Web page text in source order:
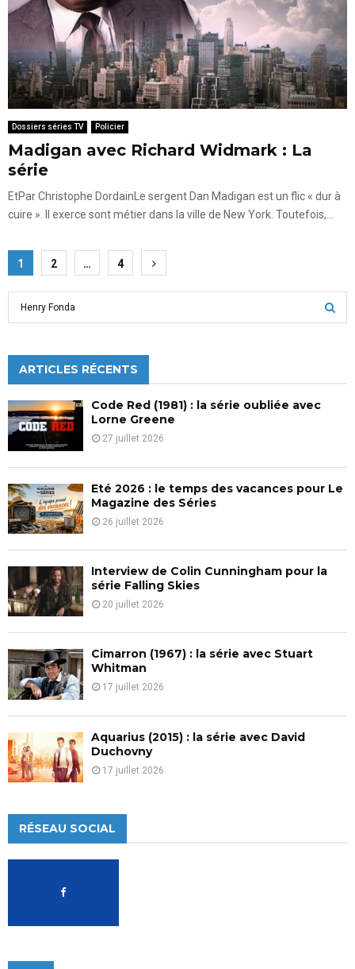
Dossiers séries TV Policier
Madigan avec Richard Widmark : La
série
EtPar Christophe DordainLe sergent Dan Madigan est un flic « dur à
cuire ». Il exerce sont métier dans la ville de New York. Toutefois,...
Pagination
des
publications
1 2 … 4
h
f
o
r
:
C
ARTICLES RÉCENTS
Code Red (1981) : la série oubliée avec
Lorne Greene
27 juillet 2026
Eté 2026 : le temps des vacances pour Le
Magazine des Séries
26 juillet 2026
Interview de Colin Cunningham pour la
série Falling Skies
20 juillet 2026
Cimarron (1967) : la série avec Stuart
Whitman
17 juillet 2026
Aquarius (2015) : la série avec David
Duchovny
17 juillet 2026
RÉSEAU SOCIAL